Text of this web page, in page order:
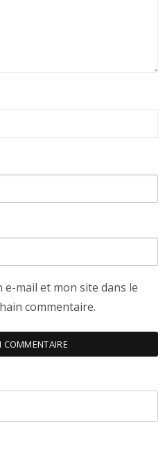
mail et mon site dans le
commentaire.